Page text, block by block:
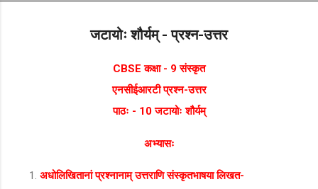
जटायोः शौर्यम् - प्रश्न-उत्तर
CBSE कक्षा - 9 संस्कृत
एनसीईआरटी प्रश्न-उत्तर
पाठः - 10 जटायोः शौर्यम्
अभ्यासः
अधोलिखितानां प्रश्नानाम् उत्तराणि संस्कृतभाषया लिखत-